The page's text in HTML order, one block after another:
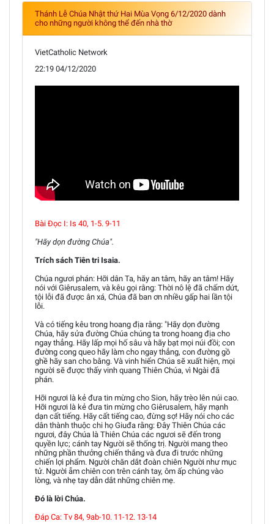
Thánh Lễ Chúa Nhật thứ Hai Mùa Vọng 6/12/2020 dành
cho những người không thể đến nhà thờ
VietCatholic Network
22:19 04/12/2020
Bài Ðọc I: Is 40, 1-5. 9-11
"Hãy dọn đường Chúa".
Trích sách Tiên tri Isaia.
Chúa ngươi phán: Hỡi dân Ta, hãy an tâm, hãy an tâm! Hãy
nói với Giêrusalem, và kêu gọi rằng: Thời nô lệ đã chấm dứt,
tội lỗi đã được ân xá, Chúa đã ban ơn nhiều gấp hai lần tội
lỗi.
Và có tiếng kêu trong hoang địa rằng: "Hãy dọn đường
Chúa, hãy sửa đường Chúa chúng ta trong hoang địa cho
ngay thẳng. Hãy lấp mọi hố sâu và hãy bạt mọi núi đồi; con
đường cong queo hãy làm cho ngay thẳng, con đường gồ
ghề hãy san cho bằng. Và vinh hiển Chúa sẽ xuất hiện, mọi
người sẽ được thấy vinh quang Thiên Chúa, vì Ngài đã
phán.
Hỡi ngươi là kẻ đưa tin mừng cho Sion, hãy trèo lên núi cao.
Hỡi ngươi là kẻ đưa tin mừng cho Giêrusalem, hãy mạnh
dạn cất tiếng. Hãy cất tiếng cao, đừng sợ! Hãy nói cho các
dân thành thuộc chi họ Giuđa rằng: Ðây Thiên Chúa các
ngươi, đây Chúa là Thiên Chúa các ngươi sẽ đến trong
quyền lực; cánh tay Người sẽ thống trị. Người mang theo
những phần thưởng chiến thắng và đưa đi trước những
chiến lợi phẩm. Người chăn dắt đoàn chiên Người như mục
tử. Người ẵm chiên con trên cánh tay, ôm ấp chúng vào
lòng, và nhẹ tay dẫn dắt những chiên mẹ.
Ðó là lời Chúa.
Ðáp Ca: Tv 84, 9ab-10. 11-12. 13-14